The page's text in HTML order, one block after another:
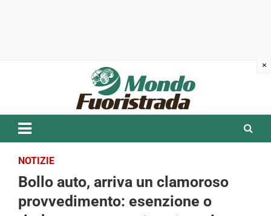
NOTIZIE
Bollo auto, arriva un clamoroso
provvedimento: esenzione o